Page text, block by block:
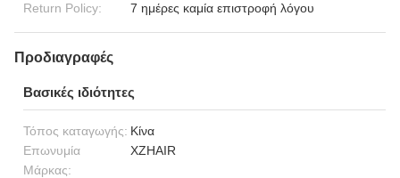
Return Policy:
7 ημέρες καμία επιστροφή λόγου
Προδιαγραφές
Βασικές ιδιότητες
Τόπος καταγωγής: Κίνα
Επωνυμία
Μάρκας:
XZHAIR